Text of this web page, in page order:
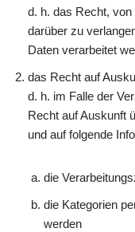
d. h. das Recht,
darüber zu
Daten verarbeitet
das Recht auf
d. h. im Falle der
Recht auf Auskunft
und auf folgende
die
die Kategorien
werden